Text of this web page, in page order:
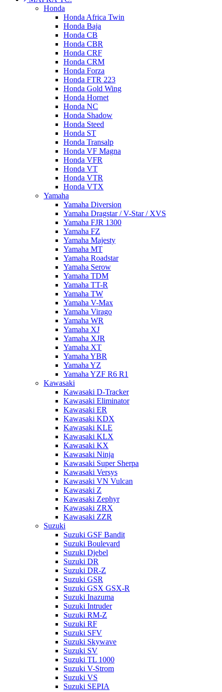
Honda
Honda Africa Twin
Honda Baja
Honda CB
Honda CBR
Honda CRF
Honda CRM
Honda Forza
Honda FTR 223
Honda Gold Wing
Honda Hornet
Honda NC
Honda Shadow
Honda Steed
Honda ST
Honda Transalp
Honda VF Magna
Honda VFR
Honda VT
Honda VTR
Honda VTX
Yamaha
Yamaha Diversion
Yamaha Dragstar / V-Star / XVS
Yamaha FJR 1300
Yamaha FZ
Yamaha Majesty
Yamaha MT
Yamaha Roadstar
Yamaha Serow
Yamaha TDM
Yamaha TT-R
Yamaha TW
Yamaha V-Max
Yamaha Virago
Yamaha WR
Yamaha XJ
Yamaha XJR
Yamaha XT
Yamaha YBR
Yamaha YZ
Yamaha YZF R6 R1
Kawasaki
Kawasaki D-Tracker
Kawasaki Eliminator
Kawasaki ER
Kawasaki KDX
Kawasaki KLE
Kawasaki KLX
Kawasaki KX
Kawasaki Ninja
Kawasaki Super Sherpa
Kawasaki Versys
Kawasaki VN Vulcan
Kawasaki Z
Kawasaki Zephyr
Kawasaki ZRX
Kawasaki ZZR
Suzuki
Suzuki GSF Bandit
Suzuki Boulevard
Suzuki Djebel
Suzuki DR
Suzuki DR-Z
Suzuki GSR
Suzuki GSX GSX-R
Suzuki Inazuma
Suzuki Intruder
Suzuki RM-Z
Suzuki RF
Suzuki SFV
Suzuki Skywave
Suzuki SV
Suzuki TL 1000
Suzuki V-Strom
Suzuki VS
Suzuki SEPIA